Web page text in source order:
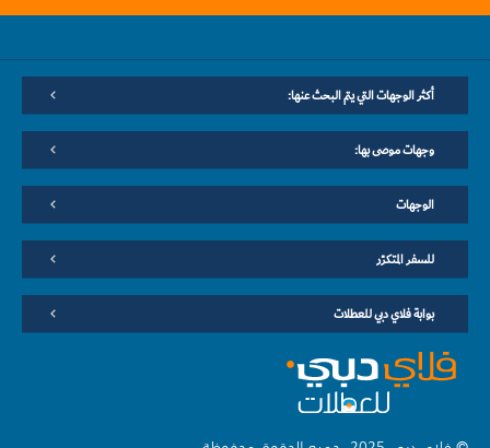
أكثر الوجهات التي يتم البحث عنها:
وجهات موصى بها:
الوجهات
للسفر المتكرّر
بوابة فلاي دبي للعطلات